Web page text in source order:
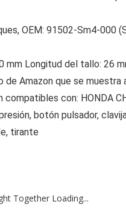
OEM: 91502-Sm4-000
mm Longitud del tallo: 26
Amazon que se muestra
con: HONDA
botón pulsador,
tirante
Together Loading...